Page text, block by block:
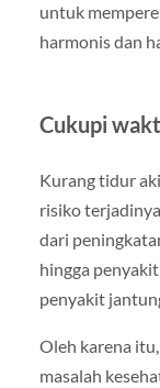
untuk
harmonis dan
Cukupi
Kurang tidur
risiko
dari
hingga
penyakit
Oleh karena
masalah